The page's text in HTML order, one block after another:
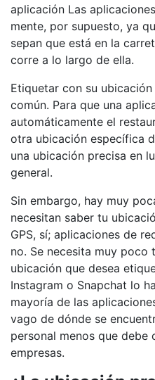
aplicación Las
mente, por supuesto, ya
sepan que está en la
corre a lo largo de ella.
Etiquetar con su
común. Para que una
automáticamente el
otra ubicación específica
una ubicación precisa en
general.
Sin embargo, hay muy
necesitan saber tu
GPS, sí; aplicaciones de
no. Se necesita muy poco
ubicación que desea
Instagram o Snapchat lo
mayoría de las
vago de dónde se
personal menos que
empresas.